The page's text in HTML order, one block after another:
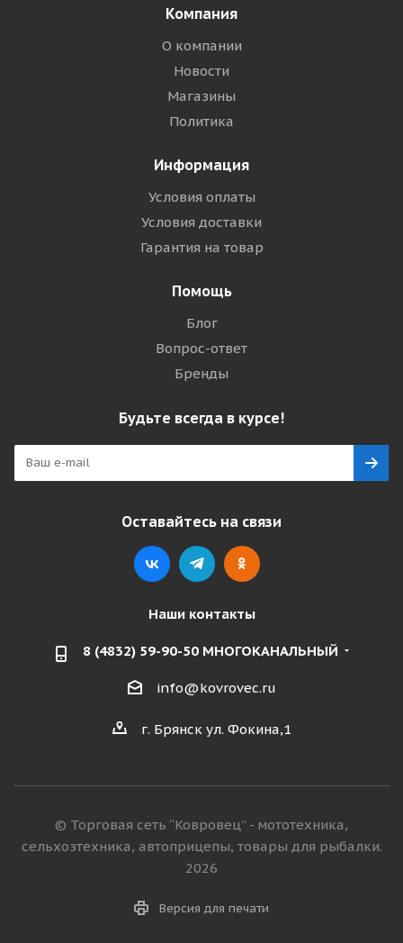
Компания
О компании
Новости
Магазины
Политика
Информация
Условия оплаты
Условия доставки
Гарантия на товар
Помощь
Блог
Вопрос-ответ
Бренды
Будьте всегда в курсе!
Оставайтесь на связи
Наши контакты
8 (4832) 59-90-50 МНОГОКАНАЛЬНЫЙ
info@kovrovec.ru
г. Брянск ул. Фокина,1
© Торговая сеть “Ковровец” - мототехника,
сельхозтехника, автоприцепы, товары для рыбалки.
2026
Версия для печати